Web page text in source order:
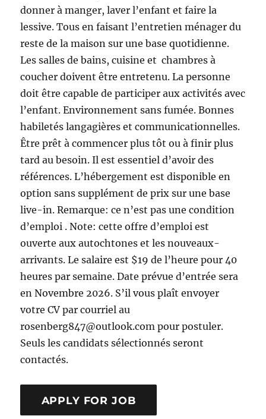
donner à manger, laver l’enfant et faire la
lessive. Tous en faisant l’entretien ménager du
reste de la maison sur une base quotidienne.
Les salles de bains, cuisine et chambres à
coucher doivent être entretenu. La personne
doit être capable de participer aux activités avec
l’enfant. Environnement sans fumée. Bonnes
habiletés langagières et communicationnelles.
Être prêt à commencer plus tôt ou à finir plus
tard au besoin. Il est essentiel d’avoir des
références. L’hébergement est disponible en
option sans supplément de prix sur une base
live-in. Remarque: ce n’est pas une condition
d’emploi . Note: cette offre d’emploi est
ouverte aux autochtones et les nouveaux-
arrivants. Le salaire est $19 de l’heure pour 40
heures par semaine. Date prévue d’entrée sera
en Novembre 2026. S’il vous plaît envoyer
votre CV par courriel au
rosenberg847@outlook.com pour postuler.
Seuls les candidats sélectionnés seront
contactés.